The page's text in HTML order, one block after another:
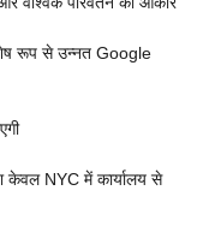
रूप से उन्नत Google
केवल NYC में कार्यालय से